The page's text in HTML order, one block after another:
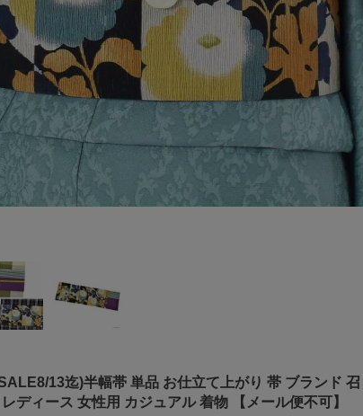
13迄)半幅帯 単品 お仕立て上がり 帯 ブランド
ィース 女性用 カジュアル 着物 【メール便不可】